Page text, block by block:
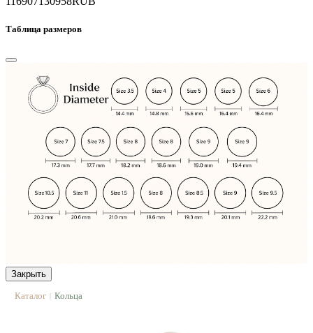
Таблица размеров
Закрыть
Каталог | Кольца